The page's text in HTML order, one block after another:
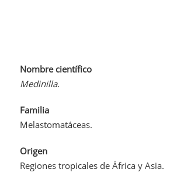
Nombre científico
Medinilla.
Familia
Melastomatáceas.
Origen
Regiones tropicales de África y Asia.